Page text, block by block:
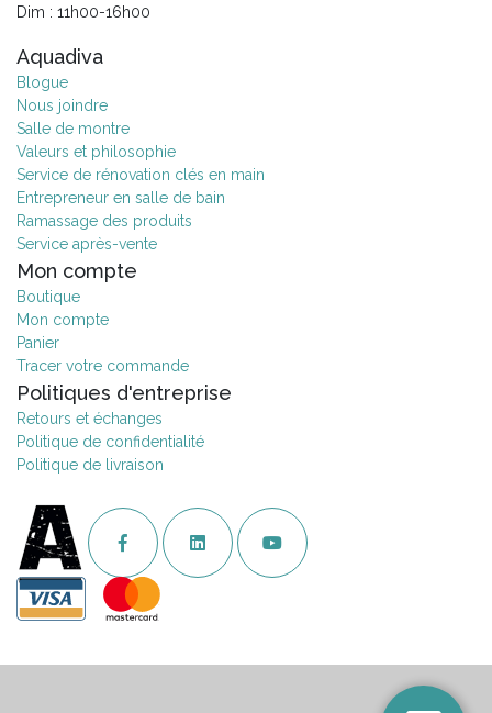
Dim : 11h00-16h00
Aquadiva
Blogue
Nous joindre
Salle de montre
Valeurs et philosophie
Service de rénovation clés en main
Entrepreneur en salle de bain
Ramassage des produits
Service après-vente
Mon compte
Boutique
Mon compte
Panier
Tracer votre commande
Politiques d'entreprise
Retours et échanges
Politique de confidentialité
Politique de livraison